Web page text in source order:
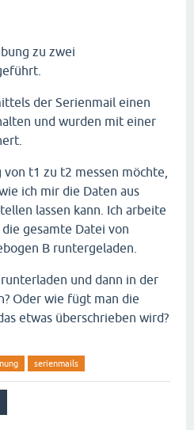
zu zwei
der Serienmail einen
und wurden mit einer
t1 zu t2 messen möchte,
ich mir die Daten aus
lassen kann. Ich arbeite
die gesamte Datei von
B runtergeladen.
und dann in der
Oder wie fügt man die
etwas überschrieben wird?
serienmails